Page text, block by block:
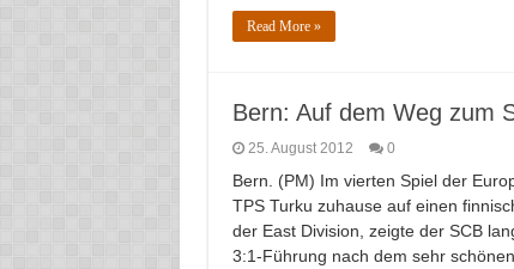
Read More »
Bern: Auf dem Weg zum
25. August 2012 0
Bern. (PM) Im vierten Spiel der
TPS Turku zuhause auf einen
der East Division, zeigte der SCB
3:1-Führung nach dem sehr